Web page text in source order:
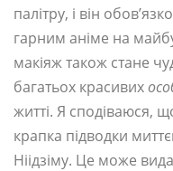
палітру, і він
гарним аніме на
макіяж також стане
багатьох красивих
житті. Я сподіваюся,
крапка підводки
Ніідзіму. Це може